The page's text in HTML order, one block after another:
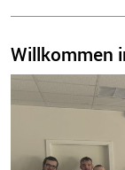
Willkommen